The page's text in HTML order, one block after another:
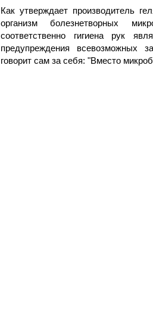
Как утверждает производитель
организм болезнетворных
соответственно гигиена рук
предупреждения всевозможных
говорит сам за себя: "Вместо